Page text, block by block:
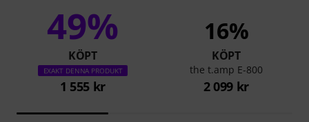
49%
KÖPT
EXAKT DENNA PRODUKT
1 555 kr
16%
KÖPT
the t.amp E-800
2 099 kr